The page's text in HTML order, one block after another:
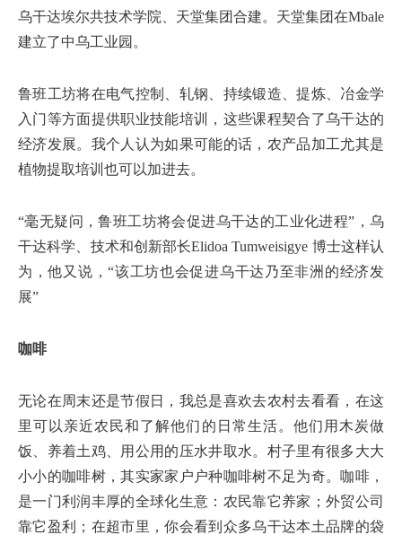
乌干达埃尔共技术学院、天堂集团合建。天堂集团在Mbale
建立了中乌工业园。
鲁班工坊将在电气控制、轧钢、持续锻造、提炼、冶金学
入门等方面提供职业技能培训，这些课程契合了乌干达的
经济发展。我个人认为如果可能的话，农产品加工尤其是
植物提取培训也可以加进去。
“毫无疑问，鲁班工坊将会促进乌干达的工业化进程”，乌
干达科学、技术和创新部长Elidoa Tumweisigye 博士这样认
为，他又说，“该工坊也会促进乌干达乃至非洲的经济发
展”
咖啡
无论在周末还是节假日，我总是喜欢去农村去看看，在这
里可以亲近农民和了解他们的日常生活。他们用木炭做
饭、养着土鸡、用公用的压水井取水。村子里有很多大大
小小的咖啡树，其实家家户户种咖啡树不足为奇。咖啡，
是一门利润丰厚的全球化生意：农民靠它养家；外贸公司
靠它盈利；在超市里，你会看到众多乌干达本土品牌的袋